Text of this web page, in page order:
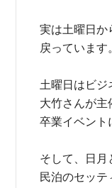
実は土曜日か
戻っています。
土曜日はビジ
大竹さんが主
卒業イベント
そして、日月
民泊のセッテ